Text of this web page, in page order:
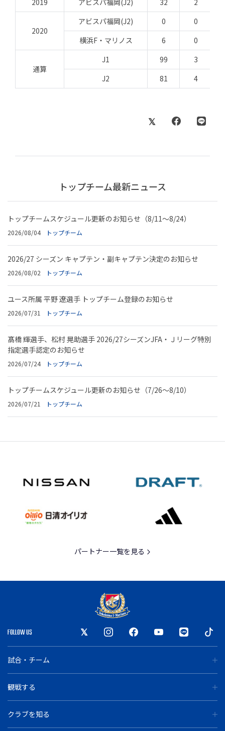
2020
アビスパ福岡(J2) 0
0
横浜F・マリノス
6 0
通算
J1 99 3
J2
81 4
トップチーム最新ニュース
トップチームスケジュール更新のお知らせ（8/11～8/24）
2026/08/04 トップチーム
2026/27 シーズン キャプテン・副キャプテン決定のお知らせ
2026/08/02 トップチーム
ユース所属 平野 遼選手 トップチーム登録のお知らせ
2026/07/31 トップチーム
髙橋 輝選手、松村 晃助選手 2026/27シーズンJFA・Ｊリーグ特別
指定選手認定のお知らせ
2026/07/24 トップチーム
トップチームスケジュール更新のお知らせ（7/26～8/10）
2026/07/21 トップチーム
パートナー一覧を見る
FOLLOW US
試合・チーム
観戦する
クラブを知る